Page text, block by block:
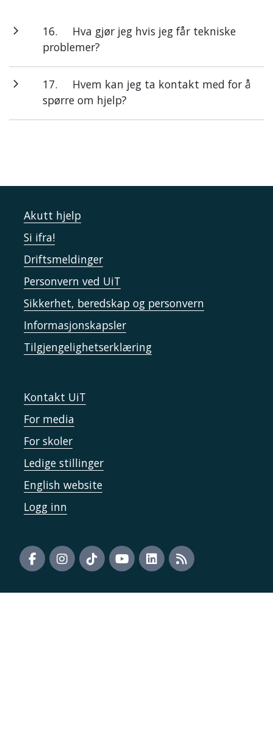
16.
Hva gjør jeg hvis jeg får tekniske
problemer?
17.
Hvem kan jeg ta kontakt med for å
spørre om hjelp?
Akutt hjelp
Si ifra!
Driftsmeldinger
Personvern ved UiT
Sikkerhet, beredskap og personvern
Informasjonskapsler
Tilgjengelighetserklæring
Kontakt UiT
For media
For skoler
Ledige stillinger
English website
Logg inn